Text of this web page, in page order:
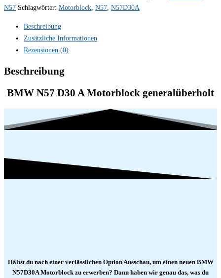
N57
instandgesetzt
überholt
gespindelt
gebohrt
geprüft
N57 Schlagwörter: Motorblock N57 N57D30A
Beschreibung
Zusätzliche Informationen
Rezensionen (0)
Beschreibung
BMW N57 D30 A Motorblock generalüberholt
Hältst du nach einer verlässlichen Option Ausschau, um einen neuen BMW
N57D30A Motorblock zu erwerben? Dann haben wir genau das, was du